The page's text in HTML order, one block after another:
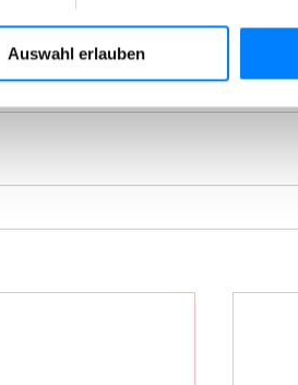
Auswahl erlauben